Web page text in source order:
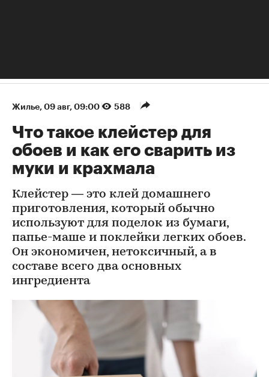
Жилье 09 авг, 09:00 588
Что такое клейстер для
обоев и как его сварить из
муки и крахмала
Клейстер — это клей домашнего
приготовления, который обычно
используют для поделок из бумаги,
папье-маше и поклейки легких обоев.
Он экономичен, нетоксичный, а в
составе всего два основных
ингредиента